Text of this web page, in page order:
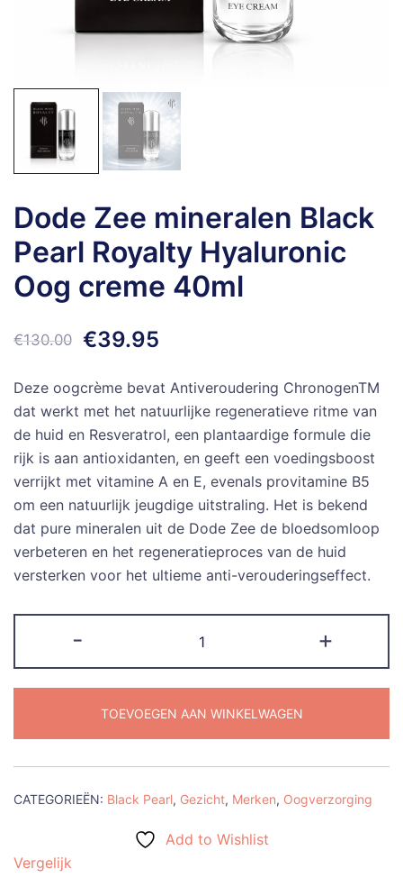
Dode Zee mineralen Black
Pearl Royalty Hyaluronic
Oog creme 40ml
€130.00 Oorspronkelijke
prijs
was:
€130.00.
€39.95
is:
€39.95.
Deze oogcrème bevat Antiveroudering ChronogenTM
dat werkt met het natuurlijke regeneratieve ritme van
de huid en Resveratrol, een plantaardige formule die
rijk is aan antioxidanten, en geeft een voedingsboost
verrijkt met vitamine A en E, evenals provitamine B5
om een natuurlijk jeugdige uitstraling. Het is bekend
dat pure mineralen uit de Dode Zee de bloedsomloop
verbeteren en het regeneratieproces van de huid
versterken voor het ultieme anti-verouderingseffect.
-
Zee
mineralen
Pearl
Royalty
Hyaluronic
Oog
40ml
+
TOEVOEGEN AAN WINKELWAGEN
CATEGORIEËN: Black Pearl, Gezicht, Merken, Oogverzorging
Add to Wishlist
Vergelijk